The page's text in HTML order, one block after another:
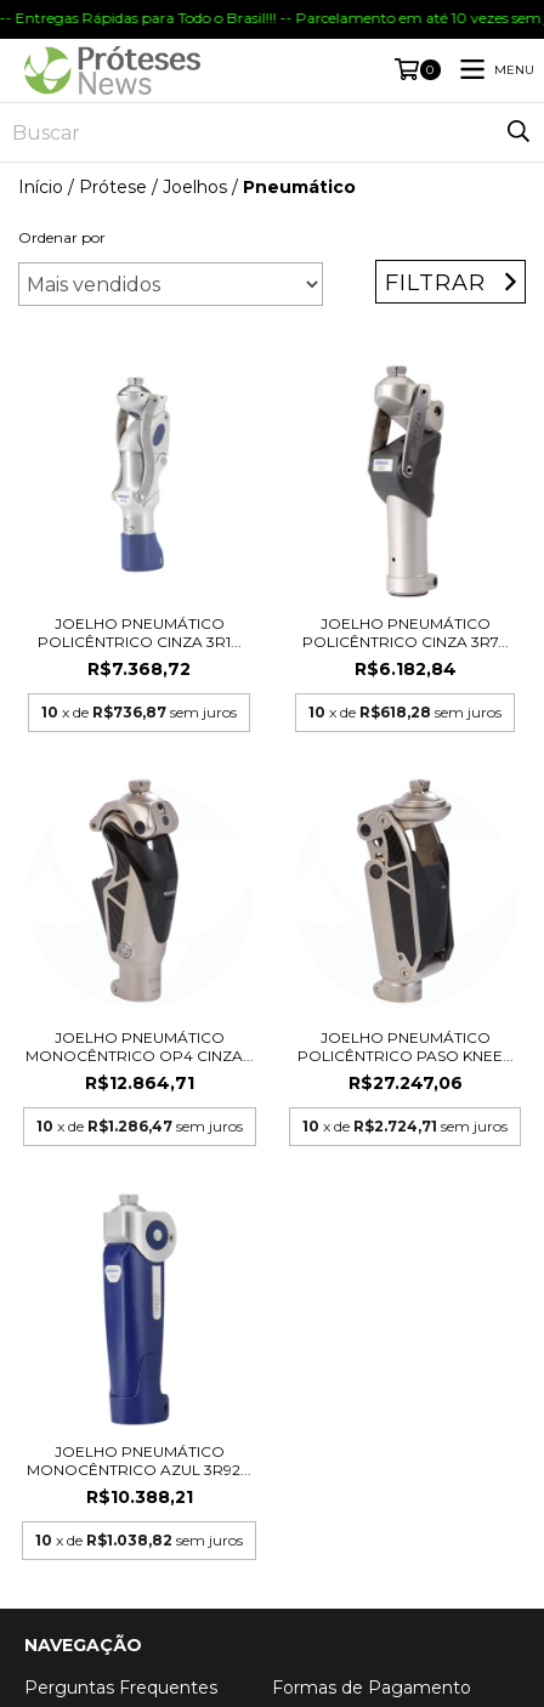
Entregas Rápidas para Todo o Brasil!!! -- Parcelamento em até 10 vezes
0 MENU
Início / Prótese / Joelhos / Pneumático
Ordenar por
FILTRAR
JOELHO PNEUMÁTICO
POLICÊNTRICO CINZA 3R1...
R$7.368,72
10 x de R$736,87 sem juros
JOELHO PNEUMÁTICO
POLICÊNTRICO CINZA 3R7...
R$6.182,84
10 x de R$618,28 sem juros
JOELHO PNEUMÁTICO
MONOCÊNTRICO OP4 CINZA...
R$12.864,71
10 x de R$1.286,47 sem juros
JOELHO PNEUMÁTICO
POLICÊNTRICO PASO KNEE...
R$27.247,06
10 x de R$2.724,71 sem juros
JOELHO PNEUMÁTICO
MONOCÊNTRICO AZUL 3R92...
R$10.388,21
10 x de R$1.038,82 sem juros
NAVEGAÇÃO
Perguntas Frequentes
Formas de Pagamento